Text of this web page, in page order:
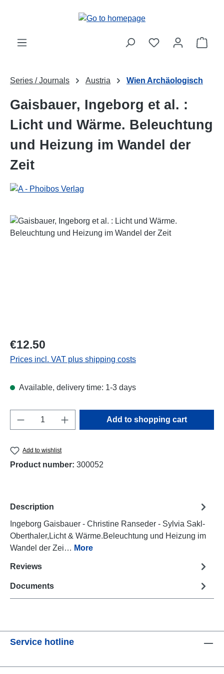
Series / Journals Austria Wien Archäologisch
Gaisbauer, Ingeborg et al. :
Licht und Wärme. Beleuchtung
und Heizung im Wandel der
Zeit
Skip image gallery
Regular price:
€12.50
Prices incl. VAT plus shipping costs
Available, delivery time: 1-3 days
Product Quantity: Enter the desired
Add to shopping cart
Add to wishlist
Product number: 300052
Description
Ingeborg Gaisbauer - Christine Ranseder - Sylvia Sakl-
Oberthaler,Licht & Wärme.Beleuchtung und Heizung im
Wandel der Zei… More
Reviews
Documents
Service hotline